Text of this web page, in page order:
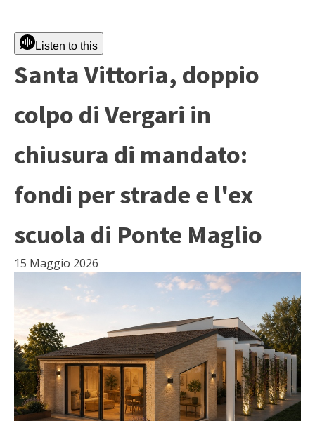
Listen to this
Santa Vittoria, doppio
colpo di Vergari in
chiusura di mandato:
fondi per strade e l'ex
scuola di Ponte Maglio
15 Maggio 2026